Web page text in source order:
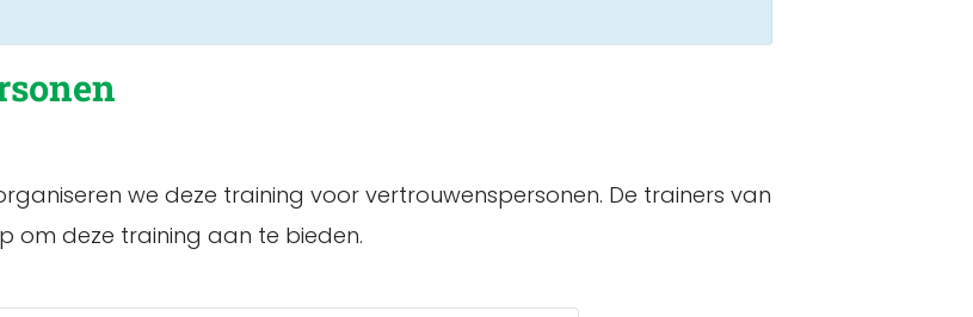
we deze training voor vertrouwenspersonen. De trainers van
om deze training aan te bieden.